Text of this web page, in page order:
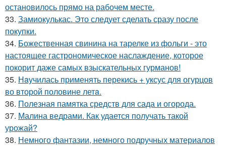
остановилось прямо на рабочем месте.
33. Замиокулькас. Это следует сделать сразу после
покупки.
34. Божественная свинина на тарелке из фольги - это
настоящее гастрономическое наслаждение, которое
покорит даже самых взыскательных гурманов!
35. Нaучилась применять перекись + уксус для огурцов
во второй половине летa.
36. Полезная памятка средств для сада и огорода.
37. Малина ведрами. Как удается получать такой
урожай?
38. Немного фантазии, немного подручных материалов